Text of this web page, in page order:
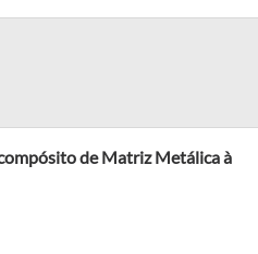
de Matriz Metálica à